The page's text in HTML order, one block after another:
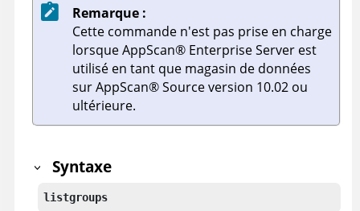
Remarque :
Cette commande n'est pas prise en charge
lorsqueAppScan® Enterprise Server est
utilisé en tant que magasin de données
surAppScan®Sourceversion 10.02 ou
ultérieure.
Syntaxe
listgroups